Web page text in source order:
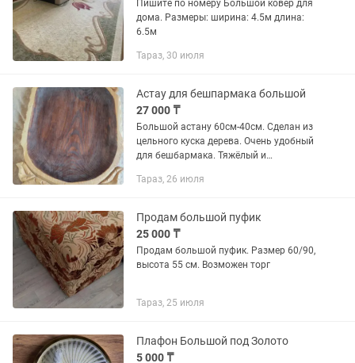
Пишите по номеру Большой ковер для
дома. Размеры: ширина: 4.5м длина:
6.5м
Тараз, 30 июля
Астау для бешпармака большой
27 000 ₸
Большой астану 60см-40см. Сделан из
цельного куска дерева. Очень удобный
для бешбармака. Тяжёлый и
Тараз, 26 июля
Продам большой пуфик
25 000 ₸
Продам большой пуфик. Размер 60/90,
высота 55 см. Возможен торг
Тараз, 25 июля
Плафон Большой под Золото
5 000 ₸